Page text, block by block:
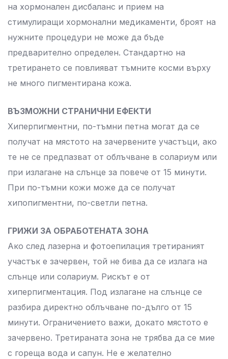
на хормонален дисбаланс и прием на
стимулиращи хормонални медикаменти, броят на
нужните процедури не може да бъде
предварително определен. Стандартно на
третирането се повлияват тъмните косми върху
не много пигментирана кожа.
ВЪЗМОЖНИ СТРАНИЧНИ ЕФЕКТИ
Хиперпигментни, по-тъмни петна могат да се
получат на мястото на зачервените участъци, ако
те не се предпазват от облъчване в солариум или
при излагане на слънце за повече от 15 минути.
При по-тъмни кожи може да се получат
хипопигментни, по-светли петна.
ГРИЖИ ЗА ОБРАБОТЕНАТА ЗОНА
Ако след лазерна и фотоепилация третираният
участък е зачервен, той не бива да се излага на
слънце или солариум. Рискът е от
хиперпигментация. Под излагане на слънце се
разбира директно облъчване по-дълго от 15
минути. Ограничението важи, докато мястото е
зачервено. Третираната зона не трябва да се мие
с гореща вода и сапун. Не е желателно